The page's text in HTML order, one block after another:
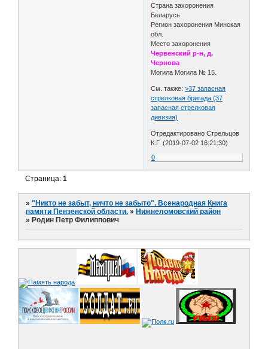
Страна захоронения
Беларусь
Регион захоронения Минская
обл.
Место захоронения
Червенский р-н, д.
Чернова
Могила Могила № 15.
См. также:>37 запасная
стрелковая бригада (37
запасная стрелковая
дивизия)
Отредактировано Стрельцов
К.Г. (2019-07-02 16:21:30)
0
Страница:1
»"Никто не забыт, ничто не забыто". Всенародная Книга
памяти Пензенской области. » Нижнеломовский район
» Родин Петр Филиппович